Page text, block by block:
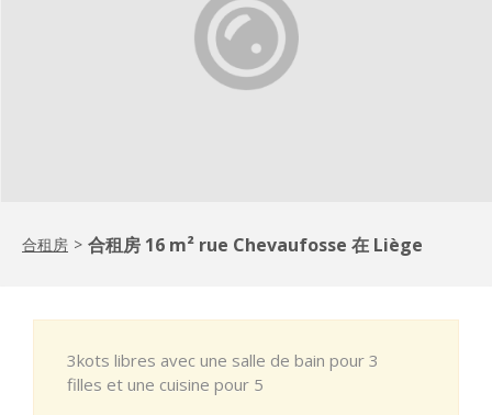
合租房 > 合租房 16 m² rue Chevaufosse 在 Liège
3kots libres avec une salle de bain pour 3
filles et une cuisine pour 5